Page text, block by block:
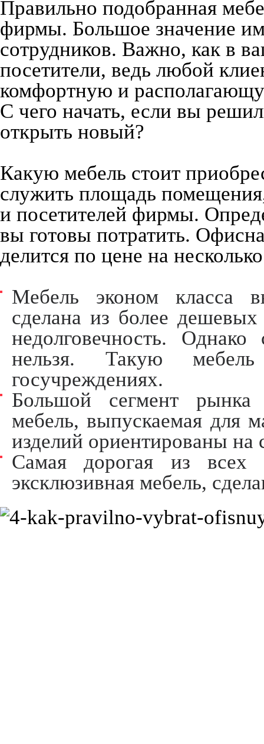
Правильно подобранная
фирмы. Большое значение
сотрудников. Важно, как в
посетители, ведь любой
комфортную и
С чего начать, если вы
открыть новый?
Какую мебель стоит
служить площадь
и посетителей фирмы.
вы готовы потратить.
делится по цене на
Мебель эконом класса
сделана из более
недолговечность.
нельзя. Такую
госучреждениях.
Большой сегмент рынка
мебель, выпускаемая для
изделий ориентированы на
Самая дорогая из
эксклюзивная мебель,